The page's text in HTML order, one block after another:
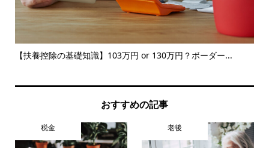
【扶養控除の基礎知識】103万円 or 130万円？ボーダー...
おすすめの記事
税金 老後